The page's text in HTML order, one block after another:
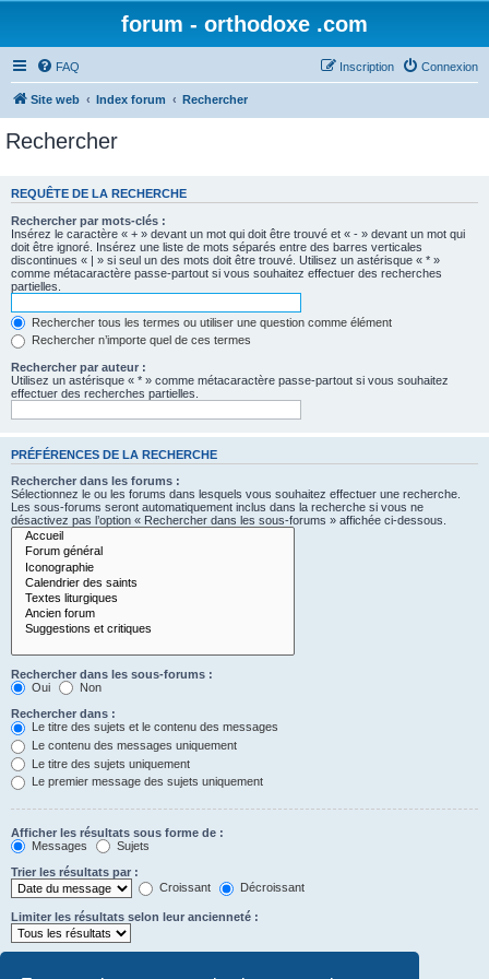
forum - orthodoxe .com
FAQ Connexion
Inscription
Site web Index forum Rechercher
Rechercher
REQUÊTE DE LA RECHERCHE
Rechercher par mots-clés :
Insérez le caractère « + » devant un mot qui doit être trouvé et « - » devant un mot qui
doit être ignoré. Insérez une liste de mots séparés entre des barres verticales
discontinues « | » si seul un des mots doit être trouvé. Utilisez un astérisque « * »
comme métacaractère passe-partout si vous souhaitez effectuer des recherches
partielles.
Rechercher tous les termes ou utiliser une question comme élément
Rechercher n’importe quel de ces termes
Rechercher par auteur :
Utilisez un astérisque « * » comme métacaractère passe-partout si vous souhaitez
effectuer des recherches partielles.
PRÉFÉRENCES DE LA RECHERCHE
Rechercher dans les forums :
Sélectionnez le ou les forums dans lesquels vous souhaitez effectuer une recherche.
Les sous-forums seront automatiquement inclus dans la recherche si vous ne
désactivez pas l’option « Rechercher dans les sous-forums » affichée ci-dessous.
Rechercher dans les sous-forums :
Oui
Non
Rechercher dans :
Le titre des sujets et le contenu des messages
Le contenu des messages uniquement
Le titre des sujets uniquement
Le premier message des sujets uniquement
Afficher les résultats sous forme de :
Messages
Sujets
Trier les résultats par :
Croissant
Décroissant
Limiter les résultats selon leur ancienneté :